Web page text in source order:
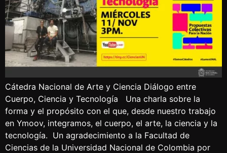
Cátedra Nacional de Arte y Ciencia Diálogo entre
Cuerpo, Ciencia y Tecnología Una charla sobre la
forma y el propósito con el que, desde nuestro trabajo
en Ymoov, integramos, el cuerpo, el arte, la ciencia y la
tecnología. Un agradecimiento a la Facultad de
Ciencias de la Universidad Nacional de Colombia por